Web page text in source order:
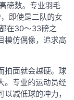
磅数。专业羽毛
即使是二队的女
在30～33磅之
模仿偶像，追求高
拍面就会越硬。球
。专业的运动员经
减低球的冲力，